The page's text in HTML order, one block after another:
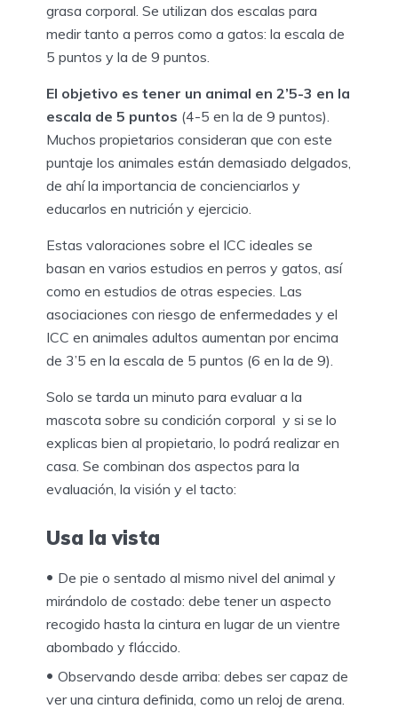
grasa corporal. Se utilizan dos escalas para
medir tanto a perros como a gatos: la escala de
5 puntos y la de 9 puntos.
El objetivo es tener un animal en 2’5-3 en la
escala de 5 puntos (4-5 en la de 9 puntos).
Muchos propietarios consideran que con este
puntaje los animales están demasiado delgados,
de ahí la importancia de concienciarlos y
educarlos en nutrición y ejercicio.
Estas valoraciones sobre el ICC ideales se
basan en varios estudios en perros y gatos, así
como en estudios de otras especies. Las
asociaciones con riesgo de enfermedades y el
ICC en animales adultos aumentan por encima
de 3’5 en la escala de 5 puntos (6 en la de 9).
Solo se tarda un minuto para evaluar a la
mascota sobre su condición corporal y si se lo
explicas bien al propietario, lo podrá realizar en
casa. Se combinan dos aspectos para la
evaluación, la visión y el tacto:
Usa la vista
De pie o sentado al mismo nivel del animal y
mirándolo de costado: debe tener un aspecto
recogido hasta la cintura en lugar de un vientre
abombado y fláccido.
Observando desde arriba: debes ser capaz de
ver una cintura definida, como un reloj de arena.